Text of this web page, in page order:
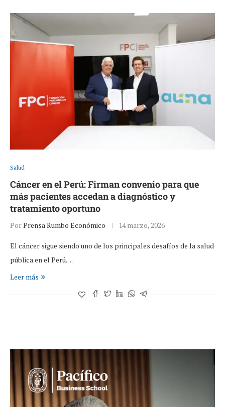
Salud
Cáncer en el Perú: Firman convenio para que
más pacientes accedan a diagnóstico y
tratamiento oportuno
PorPrensa Rumbo Económico 14 marzo, 2026
El cáncer sigue siendo uno de los principales desafíos de la salud
pública en el Perú.…
Leer más